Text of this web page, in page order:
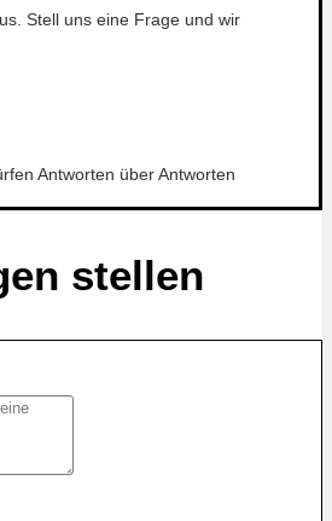
Stell uns eine Frage und wir
Antworten über Antworten
stellen